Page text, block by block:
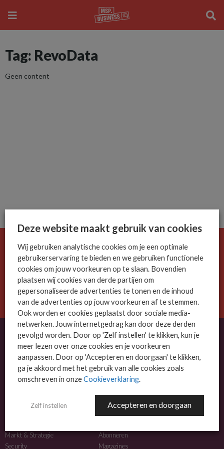
Tag: RevoData
Geen content
De ICT-wereld is snel. Mis niets.
Meld je nu aan voor de MSP Business nieuwsbrief.
AANMELDEN
OVER MSP BUSINESS
MSP Business is het kennisplatform voor IT-dienstverleners met MKB-focus.
NIEUWS
Markt & Strategie
Security
MEER INFO
Abonneren
Magazines
Deze website maakt gebruik van cookies
Wij gebruiken analytische cookies om je een optimale
gebruikerservaring te bieden en we gebruiken functionele
cookies om jouw voorkeuren op te slaan. Bovendien
plaatsen wij cookies van derde partijen om
gepersonaliseerde advertenties te tonen en de inhoud
van de advertenties op jouw voorkeuren af te stemmen.
Ook worden er cookies geplaatst door sociale media-
netwerken. Jouw internetgedrag kan door deze derden
gevolgd worden. Door op 'Zelf instellen' te klikken, kun je
meer lezen over onze cookies en je voorkeuren
aanpassen. Door op 'Accepteren en doorgaan' te klikken,
ga je akkoord met het gebruik van alle cookies zoals
omschreven in onzeCookieverklaring.
Zelf instellen Accepteren en doorgaan